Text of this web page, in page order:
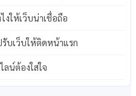
งให้เว็บน่าเชื่อถือ
บเว็บให้ติดหน้าแรก
ลน์ต้องใส่ใจ